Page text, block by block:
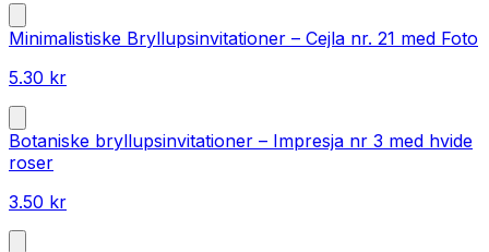
Minimalistiske Bryllupsinvitationer – Cejla nr. 21 med Foto
5.30 kr
Botaniske bryllupsinvitationer – Impresja nr 3 med hvide
roser
3.50 kr